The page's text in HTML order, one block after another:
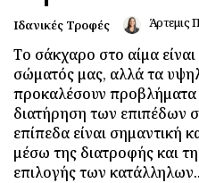
Ιδανικές Τροφές Άρτεμις
Το σάκχαρο στο αίμα
σώματός μας, αλλά τα
προκαλέσουν προβλήματα
διατήρηση των επιπέδων
επίπεδα είναι σημαντική
μέσω της διατροφής και
επιλογής των